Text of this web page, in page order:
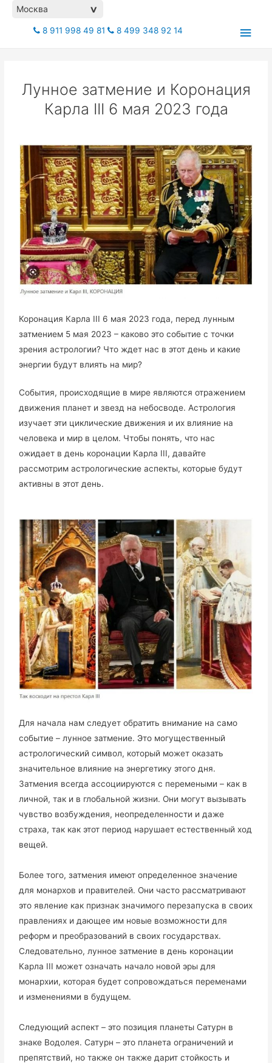
Москва >
8 911 998 49 81 8 499 348 92 14
Лунное затмение и Коронация
Карла III 6 мая 2023 года
Коронация Карла III 6 мая 2023 года, перед лунным
затмением 5 мая 2023 – каково это событие с точки
зрения астрологии? Что ждет нас в этот день и какие
энергии будут влиять на мир?
События, происходящие в мире являются отражением
движения планет и звезд на небосводе. Астрология
изучает эти циклические движения и их влияние на
человека и мир в целом. Чтобы понять, что нас
ожидает в день коронации Карла III, давайте
рассмотрим астрологические аспекты, которые будут
активны в этот день.
Для начала нам следует обратить внимание на само
событие – лунное затмение. Это могущественный
астрологический символ, который может оказать
значительное влияние на энергетику этого дня.
Затмения всегда ассоциируются с перемеными – как в
личной, так и в глобальной жизни. Они могут вызывать
чувство возбуждения, неопределенности и даже
страха, так как этот период нарушает естественный ход
вещей.
Более того, затмения имеют определенное значение
для монархов и правителей. Они часто рассматривают
это явление как признак значимого перезапуска в своих
правлениях и дающее им новые возможности для
реформ и преобразований в своих государствах.
Следовательно, лунное затмение в день коронации
Карла III может означать начало новой эры для
монархии, которая будет сопровождаться переменами
и изменениями в будущем.
Следующий аспект – это позиция планеты Сатурн в
знаке Водолея. Сатурн – это планета ограничений и
препятствий, но также он также дарит стойкость и